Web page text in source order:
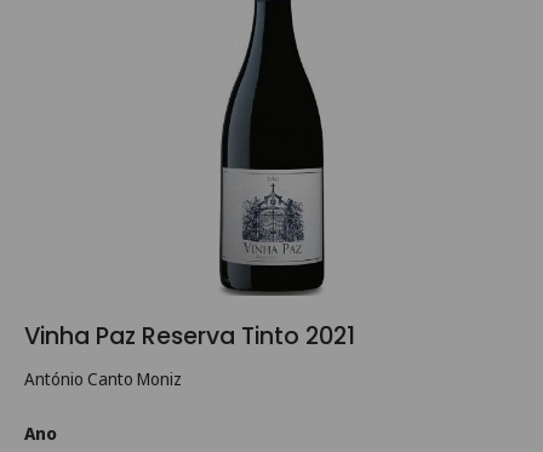
Vinha Paz Reserva Tinto 2021
António Canto Moniz
Ano